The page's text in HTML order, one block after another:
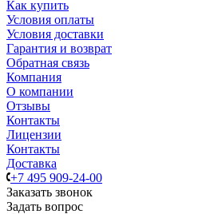
Как купить
Условия оплаты
Условия доставки
Гарантия и возврат
Обратная связь
Компания
О компании
Отзывы
Контакты
Лицензии
Контакты
Доставка
+7 495 909-24-00
Заказать звонок
Задать вопрос